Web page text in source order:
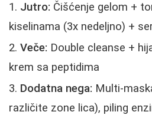
Jutro: Čišćenje gelom +
kiselinama (3x nedeljno) +
Veče: Double cleanse +
krem sa peptidima
Dodatna nega: Multi-
različite zone lica), piling